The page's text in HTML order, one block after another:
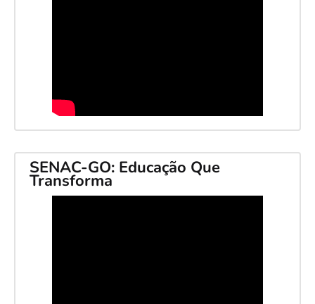
SENAC-GO: Educação Que
Transforma